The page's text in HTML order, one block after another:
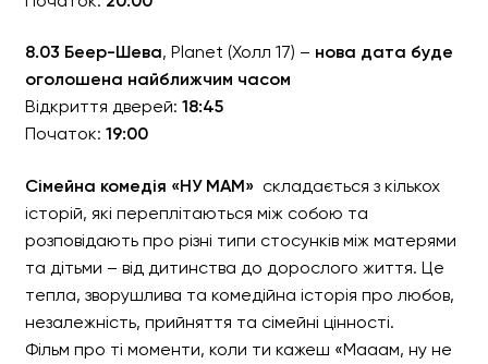
8.03 Беер-Шева, Planet (Холл 17) – нова дата буде
оголошена найближчим часом
Відкриття дверей: 18:45
Початок: 19:00
Сімейна комедія «НУ МАМ»складається з кількох
історій, які переплітаються між собою та
розповідають про різні типи стосунків між матерями
та дітьми – від дитинства до дорослого життя. Це
тепла, зворушлива та комедійна історія про любов,
незалежність, прийняття та сімейні цінності.
Фільм про ті моменти, коли ти кажеш «Мааам, ну не